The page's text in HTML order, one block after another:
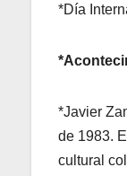
*Día
*Javier
de 1983.
cultural